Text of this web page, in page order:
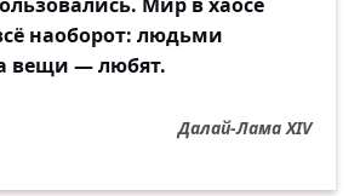
наоборот: людьми
вещи — любят.
Далай-Лама XIV